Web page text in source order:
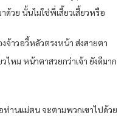
วย นั้นไม่ใช่พี่เสี้ยวเสี้ยวหรือ
จ้าวอวี้หลัวตรงหน้า ส่งสายตา
ไหม หน้าตาสวยกว่าเจ้า ยังดีมาก
านแม่ตน จะตามพวกเขาไปด้วย